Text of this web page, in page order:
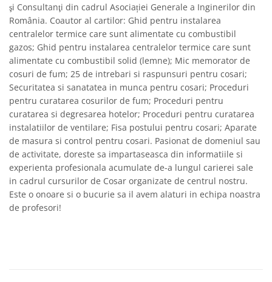
şi Consultanţi din cadrul Asociației Generale a Inginerilor din
România. Coautor al cartilor: Ghid pentru instalarea
centralelor termice care sunt alimentate cu combustibil
gazos; Ghid pentru instalarea centralelor termice care sunt
alimentate cu combustibil solid (lemne); Mic memorator de
cosuri de fum; 25 de intrebari si raspunsuri pentru cosari;
Securitatea si sanatatea in munca pentru cosari; Proceduri
pentru curatarea cosurilor de fum; Proceduri pentru
curatarea si degresarea hotelor; Proceduri pentru curatarea
instalatiilor de ventilare; Fisa postului pentru cosari; Aparate
de masura si control pentru cosari. Pasionat de domeniul sau
de activitate, doreste sa impartaseasca din informatiile si
experienta profesionala acumulate de-a lungul carierei sale
in cadrul cursurilor de Cosar organizate de centrul nostru.
Este o onoare si o bucurie sa il avem alaturi in echipa noastra
de profesori!